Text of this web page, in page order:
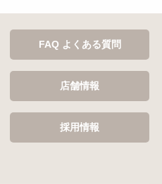
FAQ よくある質問
店舗情報
採用情報